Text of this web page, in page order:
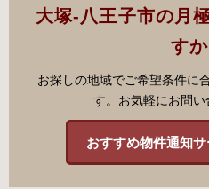
大塚-八王子市の月
す
お探しの地域でご希望条件に
す。お気軽にお問い
おすすめ物件通知